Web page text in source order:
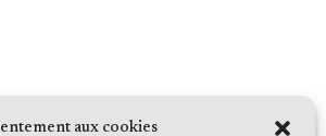
aux cookies